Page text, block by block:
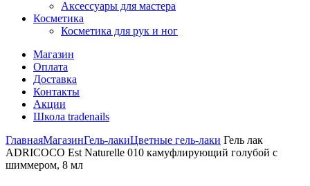
Аксессуары для мастера
Косметика
Косметика для рук и ног
Магазин
Оплата
Доставка
Контакты
Акции
Школа tradenails
ГлавнаяМагазинГель-лакиЦветные гель-лаки Гель лак
ADRICOCO Est Naturelle 010 камуфлирующий голубой с
шиммером, 8 мл